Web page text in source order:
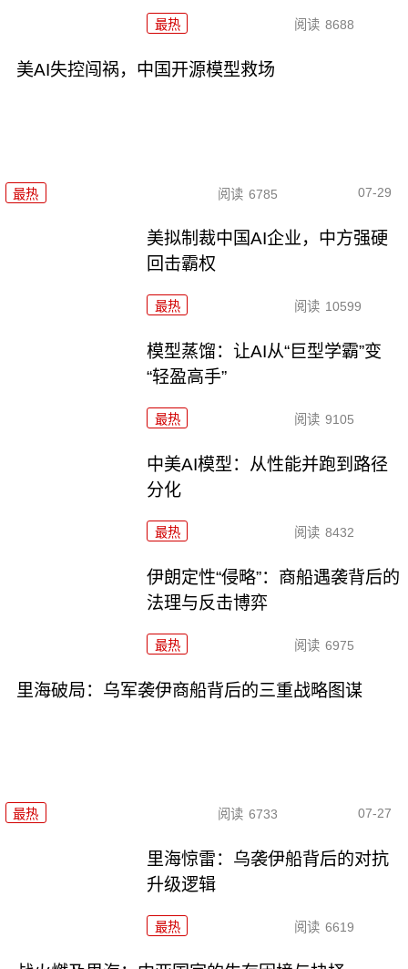
最热 阅读 8688
美AI失控闯祸，中国开源模型救场
最热 阅读 6785 07-29
美拟制裁中国AI企业，中方强硬
回击霸权
最热 阅读 10599
模型蒸馏：让AI从“巨型学霸”变
“轻盈高手”
最热 阅读 9105
中美AI模型：从性能并跑到路径
分化
最热 阅读 8432
伊朗定性“侵略”：商船遇袭背后的
法理与反击博弈
最热 阅读 6975
里海破局：乌军袭伊商船背后的三重战略图谋
最热 阅读 6733 07-27
里海惊雷：乌袭伊船背后的对抗
升级逻辑
最热 阅读 6619